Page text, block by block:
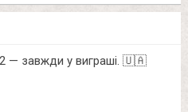
— завжди у виграші. 🇺🇦